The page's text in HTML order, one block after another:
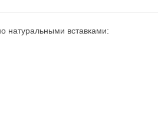
натуральными вставками: